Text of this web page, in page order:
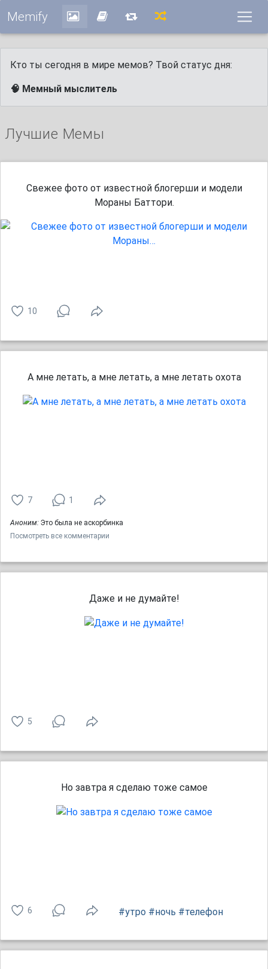
Memify
Кто ты сегодня в мире мемов? Твой статус дня:
🧠 Мемный мыслитель
Лучшие Мемы
Свежее фото от известной блогерши и модели
Мораны Баттори.
10
А мне летать, а мне летать, а мне летать охота
7 1
Аноним: Это была не аскорбинка
Посмотреть все комментарии
Дaжe и нe дyмaйте!
5
Но завтра я сделаю тоже самое
6 #утро #ночь #телефон